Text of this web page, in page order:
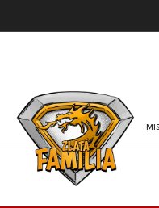
MISTR 2010/2011